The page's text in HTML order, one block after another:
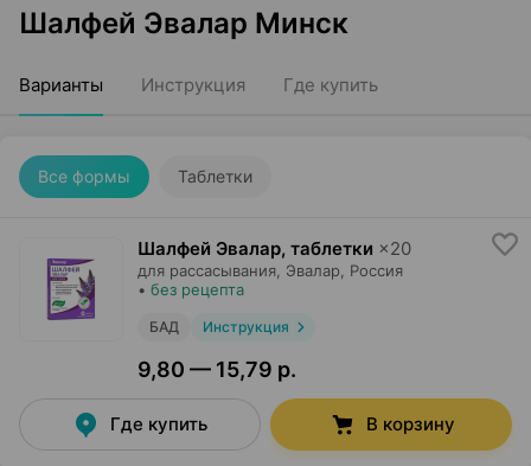
Шалфей Эвалар Минск
Варианты Инструкция Где купить
Все формы Таблетки
Шалфей Эвалар, таблетки ×20
для рассасывания, Эвалар , Россия
• без рецепта
БАД Инструкция
9,80 — 15,79 р.
Где купить В корзину